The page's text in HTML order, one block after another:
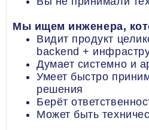
Мы ищем инженера,
Видит продукт
backend +
Думает системно и
Умеет быстро
решения
Берёт
Может быть